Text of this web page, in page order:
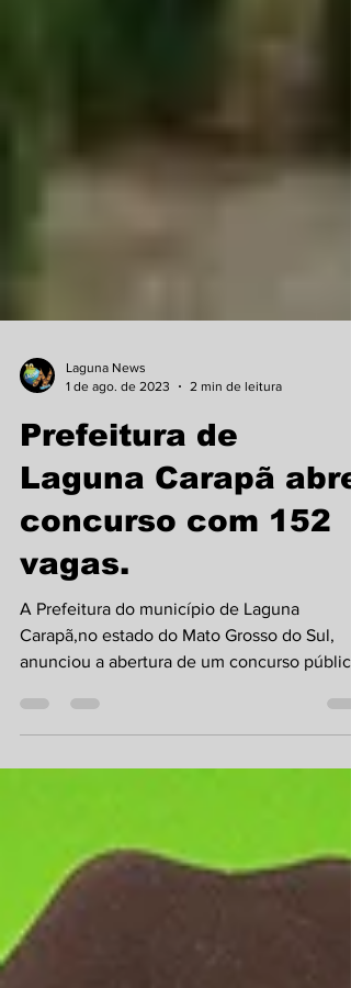
Laguna News
Prefeitura de
Laguna Carapã abre
vagas.
A Prefeitura do município de Laguna
Carapã,no estado do Mato Grosso do Sul,
destinado a...